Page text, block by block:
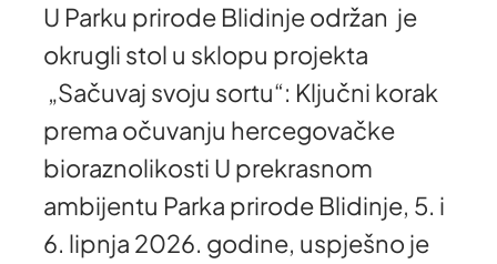
U Parku prirode Blidinje održan je
okrugli stol u sklopu projekta
„Sačuvaj svoju sortu“: Ključni korak
prema očuvanju hercegovačke
bioraznolikosti U prekrasnom
ambijentu Parka prirode Blidinje, 5. i
6. lipnja 2026. godine, uspješno je